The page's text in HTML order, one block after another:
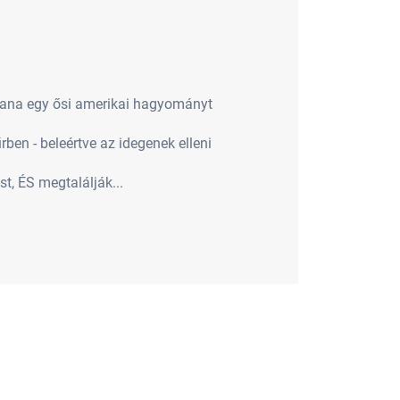
egy ősi amerikai hagyományt
- beleértve az idegenek elleni
ÉS megtalálják...